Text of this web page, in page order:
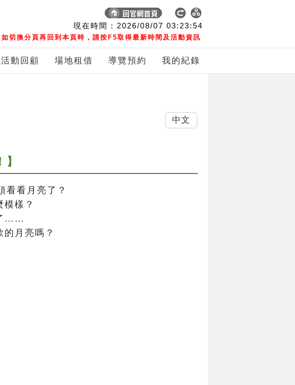
現在時間 : 2026/08/07 03:23:54
如切換分頁再回到本頁時，請按F5取得最新時間及活動資訊
活動回顧 場地租借 導覽預約 我的紀錄
看看月亮了？
樣？
……